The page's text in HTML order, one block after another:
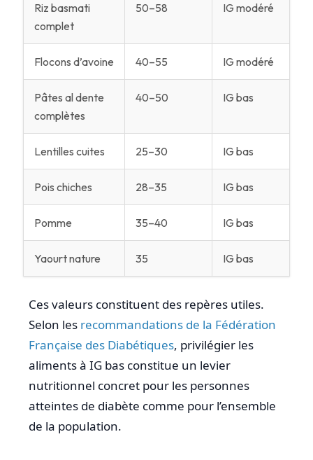
Riz basmati
complet
50–58 IG modéré
Flocons d’avoine 40–55 IG modéré
Pâtes al dente
complètes
40–50 IG bas
Lentilles cuites 25–30 IG bas
Pois chiches 28–35 IG bas
Pomme 35–40 IG bas
Yaourt nature 35 IG bas
Ces valeurs constituent des repères utiles.
Selon les recommandations de la Fédération
Française des Diabétiques, privilégier les
aliments à IG bas constitue un levier
nutritionnel concret pour les personnes
atteintes de diabète comme pour l’ensemble
de la population.